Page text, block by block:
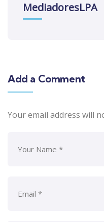
MediadoresLPA
Add a Comment
Your email address will